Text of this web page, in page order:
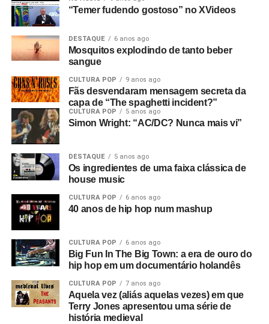
“Temer fudendo gostoso” no XVideos
DESTAQUE 6 anos ago
Mosquitos explodindo de tanto beber
sangue
CULTURA POP 9 anos ago
Fãs desvendaram mensagem secreta da
capa de “The spaghetti incident?”
CULTURA POP 5 anos ago
Simon Wright: “AC/DC? Nunca mais vi”
DESTAQUE 5 anos ago
Os ingredientes de uma faixa clássica de
house music
CULTURA POP 6 anos ago
40 anos de hip hop num mashup
CULTURA POP 6 anos ago
Big Fun In The Big Town: a era de ouro do
hip hop em um documentário holandês
CULTURA POP 7 anos ago
Aquela vez (aliás aquelas vezes) em que
Terry Jones apresentou uma série de
história medieval